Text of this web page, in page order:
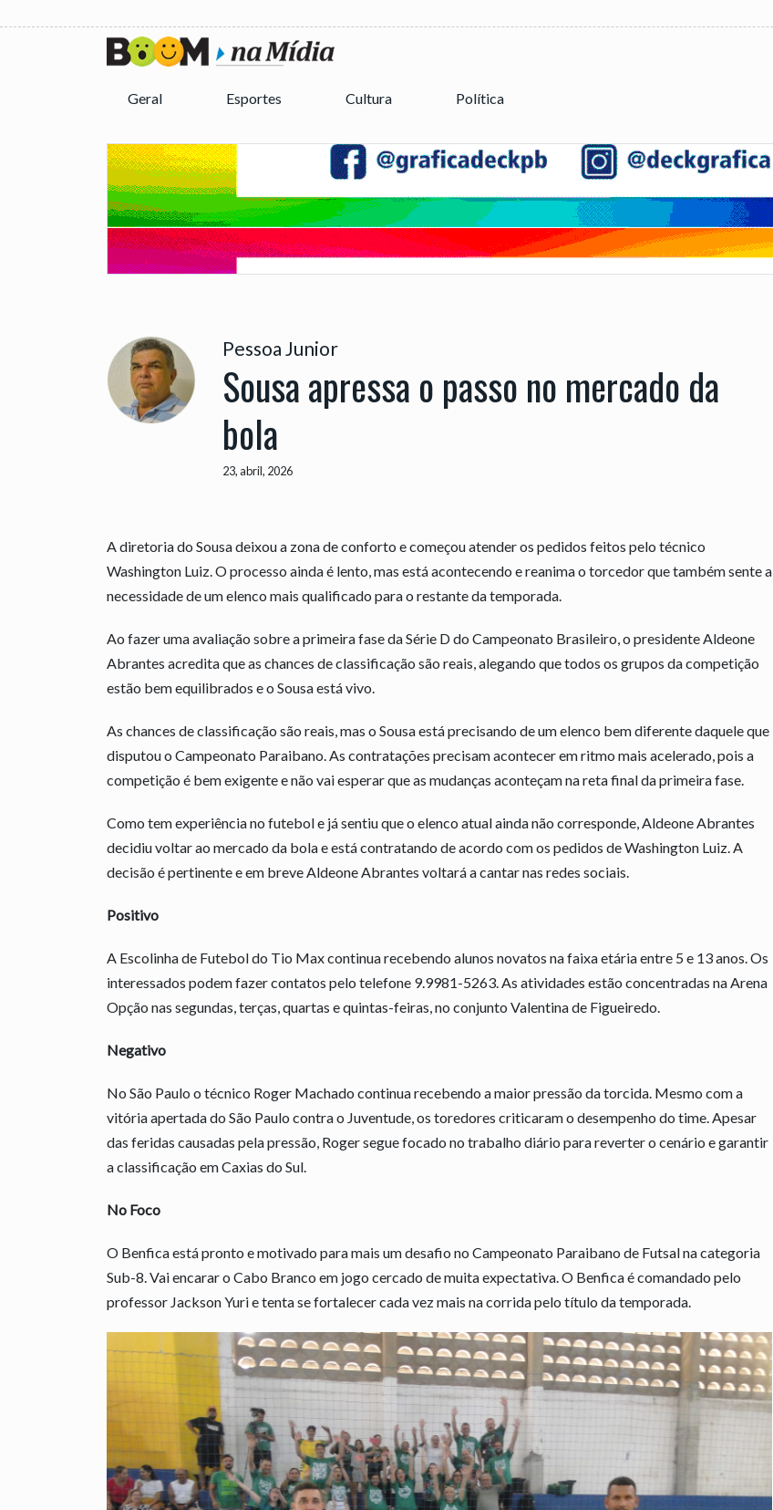
Geral Esportes Cultura Política
Pessoa Junior
Sousa apressa o passo no mercado da
bola
23, abril, 2026
A diretoria do Sousa deixou a zona de conforto e começou atender os pedidos feitos pelo técnico
Washington Luiz. O processo ainda é lento, mas está acontecendo e reanima o torcedor que também sente a
necessidade de um elenco mais qualificado para o restante da temporada.
Ao fazer uma avaliação sobre a primeira fase da Série D do Campeonato Brasileiro, o presidente Aldeone
Abrantes acredita que as chances de classificação são reais, alegando que todos os grupos da competição
estão bem equilibrados e o Sousa está vivo.
As chances de classificação são reais, mas o Sousa está precisando de um elenco bem diferente daquele que
disputou o Campeonato Paraibano. As contratações precisam acontecer em ritmo mais acelerado, pois a
competição é bem exigente e não vai esperar que as mudanças aconteçam na reta final da primeira fase.
Como tem experiência no futebol e já sentiu que o elenco atual ainda não corresponde, Aldeone Abrantes
decidiu voltar ao mercado da bola e está contratando de acordo com os pedidos de Washington Luiz. A
decisão é pertinente e em breve Aldeone Abrantes voltará a cantar nas redes sociais.
Positivo
A Escolinha de Futebol do Tio Max continua recebendo alunos novatos na faixa etária entre 5 e 13 anos. Os
interessados podem fazer contatos pelo telefone 9.9981-5263. As atividades estão concentradas na Arena
Opção nas segundas, terças, quartas e quintas-feiras, no conjunto Valentina de Figueiredo.
Negativo
No São Paulo o técnico Roger Machado continua recebendo a maior pressão da torcida. Mesmo com a
vitória apertada do São Paulo contra o Juventude, os toredores criticaram o desempenho do time. Apesar
das feridas causadas pela pressão, Roger segue focado no trabalho diário para reverter o cenário e garantir
a classificação em Caxias do Sul.
No Foco
O Benfica está pronto e motivado para mais um desafio no Campeonato Paraibano de Futsal na categoria
Sub-8. Vai encarar o Cabo Branco em jogo cercado de muita expectativa. O Benfica é comandado pelo
professor Jackson Yuri e tenta se fortalecer cada vez mais na corrida pelo título da temporada.